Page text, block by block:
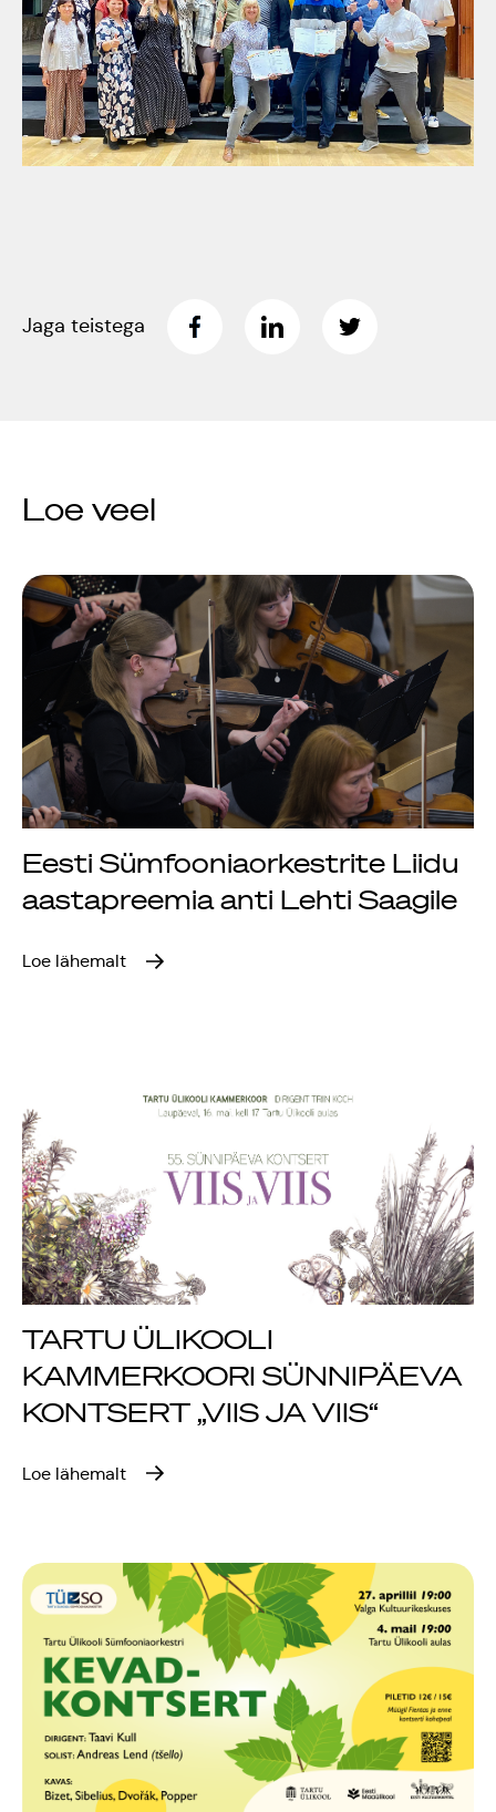
Tartumaa Tantsupidu
„Juure Juures”
Suudlev Tartu
18.05.2024
galakontsert
Vanemuise
"Christmas Dreams"
4.detsembril 2023
Pauluse kirikus
XIX Gaudeamus
Vilniuses 2022
Tantsuetendus
"Loodud jääma"
Emakeelne ülikool
tähistas sünnipäeva
Galakontsert
"Baltikum tantsib"
Üliõpilasmaja 20.
sünnipäev
Gaudeamus 2018
Kulno
Kungla
Masing-
Jaga teistega
Loe veel
Eesti Sümfooniaorkestrite Liidu
aastapreemia anti Lehti Saagile
Loe lähemalt
TARTU ÜLIKOOLI
KAMMERKOORI SÜNNIPÄEVA
KONTSERT „VIIS JA VIIS“
Loe lähemalt